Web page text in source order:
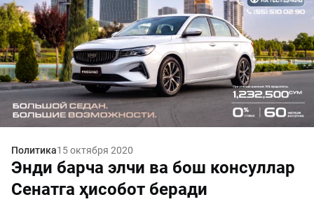
Политика15 октября 2020
Энди барча элчи ва бош консуллар
Сенатга ҳисобот беради